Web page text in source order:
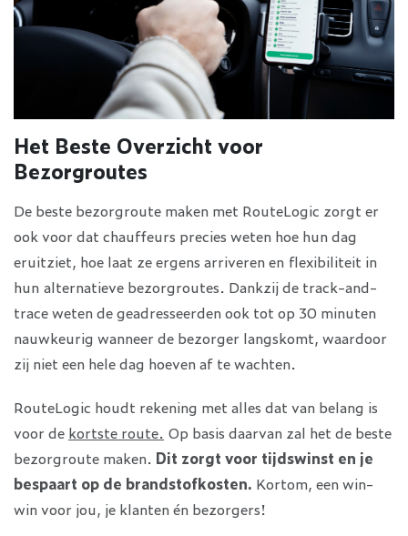
Het Beste Overzicht voor
Bezorgroutes
De beste bezorgroute maken met RouteLogic zorgt er
ook voor dat chauffeurs precies weten hoe hun dag
eruitziet, hoe laat ze ergens arriveren en flexibiliteit in
hun alternatieve bezorgroutes. Dankzij de track-and-
trace weten de geadresseerden ook tot op 30 minuten
nauwkeurig wanneer de bezorger langskomt, waardoor
zij niet een hele dag hoeven af te wachten.
RouteLogic houdt rekening met alles dat van belang is
voor de kortste route. Op basis daarvan zal het de beste
bezorgroute maken. Dit zorgt voor tijdswinst en je
bespaart op de brandstofkosten. Kortom, een win-
win voor jou, je klanten én bezorgers!